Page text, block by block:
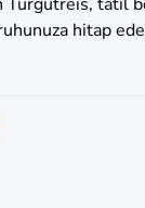
hitap